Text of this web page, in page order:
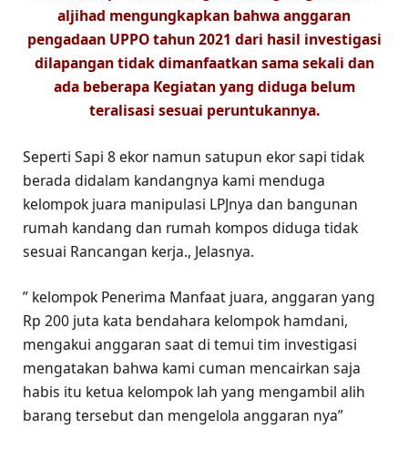
aljihad mengungkapkan bahwa anggaran
pengadaan UPPO tahun 2021 dari hasil investigasi
dilapangan tidak dimanfaatkan sama sekali dan
ada beberapa Kegiatan yang diduga belum
teralisasi sesuai peruntukannya.
Seperti Sapi 8 ekor namun satupun ekor sapi tidak
berada didalam kandangnya kami menduga
kelompok juara manipulasi LPJnya dan bangunan
rumah kandang dan rumah kompos diduga tidak
sesuai Rancangan kerja., Jelasnya.
” kelompok Penerima Manfaat juara, anggaran yang
Rp 200 juta kata bendahara kelompok hamdani,
mengakui anggaran saat di temui tim investigasi
mengatakan bahwa kami cuman mencairkan saja
habis itu ketua kelompok lah yang mengambil alih
barang tersebut dan mengelola anggaran nya”